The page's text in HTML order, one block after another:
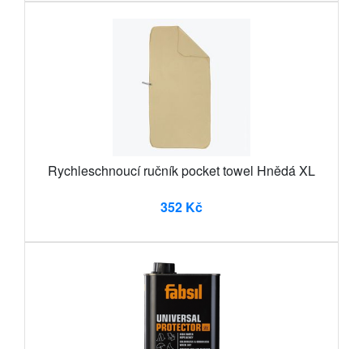
Rychleschnoucí ručník pocket towel Hnědá XL
352 Kč